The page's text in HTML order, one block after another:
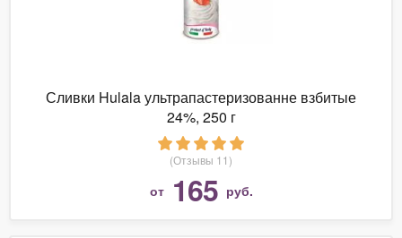
Сливки Hulala ультрапастеризованне взбитые
24%, 250 г
(Отзывы 11)
от 165 руб.